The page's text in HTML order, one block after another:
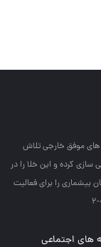
هاي موفق خارجي تلاش
سازي كرده و اين خلا را در
بيشماري را براي فعاليت
های اجتماعی